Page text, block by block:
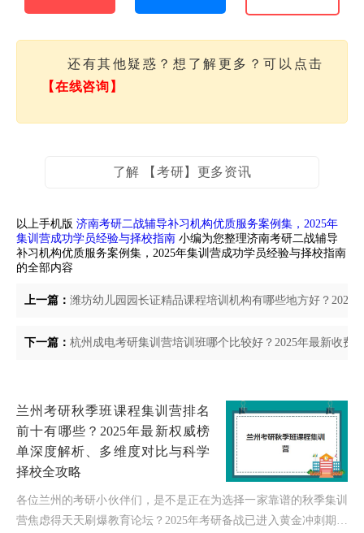
还有其他疑惑？想了解更多？可以点击
【在线咨询】
了解 【考研】更多资讯
以上手机版 济南考研二战辅导补习机构优质服务案例集，2025年
集训营成功学员经验与择校指南 小编为您整理济南考研二战辅导
补习机构优质服务案例集，2025年集训营成功学员经验与择校指南
的全部内容
上一篇： 潍坊幼儿园园长证精品课程培训机构有哪些地方好？2025
下一篇： 杭州成电考研集训营培训班哪个比较好？2025年最新收费
兰州考研秋季班课程集训营排名
前十有哪些？2025年最新权威榜
单深度解析、多维度对比与科学
择校全攻略
各位兰州的考研小伙伴们，是不是正在为选择一家靠谱的秋季集训
营焦虑得天天刷爆教育论坛？2025年考研备战已进入黄金冲刺期，